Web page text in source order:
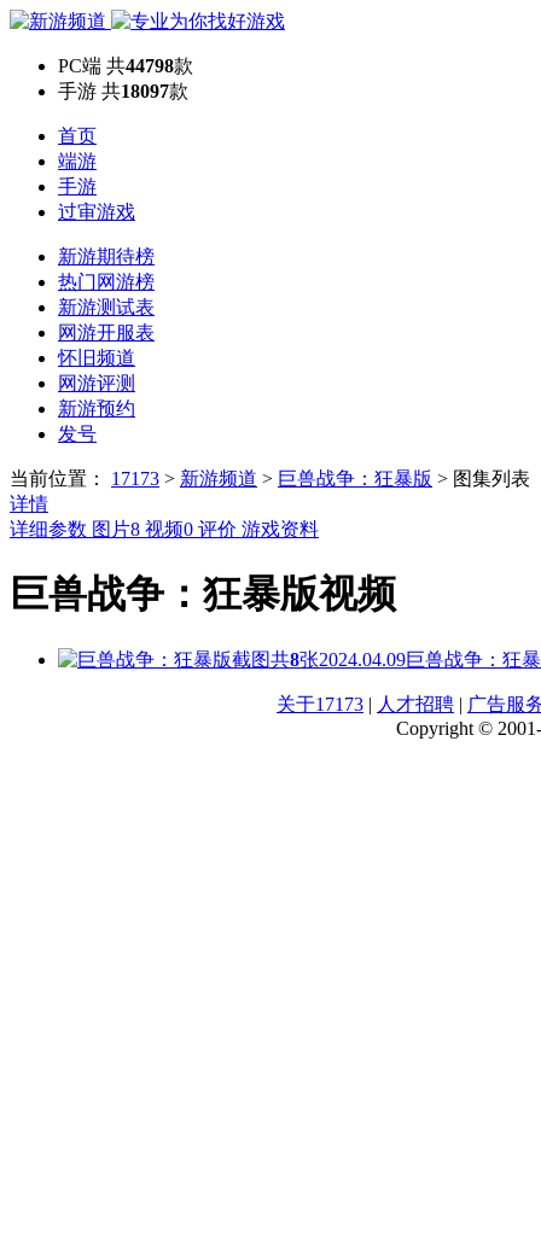
PC端 共44798款
手游 共18097款
首页
端游
手游
过审游戏
新游期待榜
热门网游榜
新游测试表
网游开服表
怀旧频道
网游评测
新游预约
发号
当前位置： 17173 > 新游频道 > 巨兽战争：狂暴版 > 图集列表
详情
详细参数 图片8 视频0 评价 游戏资料
巨兽战争：狂暴版视频
共8张2024.04.09巨兽战争：狂
关于17173 | 人才招聘 | 广告服
Copyright ©